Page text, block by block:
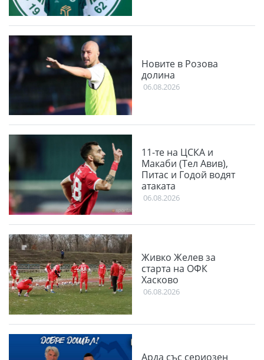
Новите в Розова
долина
06.08.2026
11-те на ЦСКА и
Макаби (Тел Авив),
Питас и Годой водят
атаката
06.08.2026
Живко Желев за
старта на ОФК
Хасково
06.08.2026
Арда със сериозен